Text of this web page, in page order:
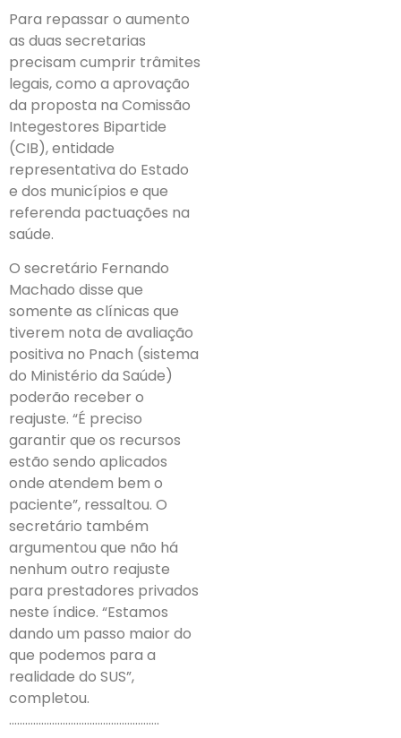
Para repassar o aumento
as duas secretarias
precisam cumprir trâmites
legais, como a aprovação
da proposta na Comissão
Integestores Bipartide
(CIB), entidade
representativa do Estado
e dos municípios e que
referenda pactuações na
saúde.
O secretário Fernando
Machado disse que
somente as clínicas que
tiverem nota de avaliação
positiva no Pnach (sistema
do Ministério da Saúde)
poderão receber o
reajuste. “É preciso
garantir que os recursos
estão sendo aplicados
onde atendem bem o
paciente”, ressaltou. O
secretário também
argumentou que não há
nenhum outro reajuste
para prestadores privados
neste índice. “Estamos
dando um passo maior do
que podemos para a
realidade do SUS”,
completou.
………………………………………………..